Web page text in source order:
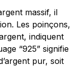
massif, il
Les poinçons,
indiquent
“925” signifie
pur, soit